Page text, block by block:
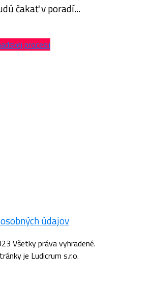
čakať v poradí...
procesii
údajov
Všetky práva vyhradené.
je Ludicrum s.r.o.